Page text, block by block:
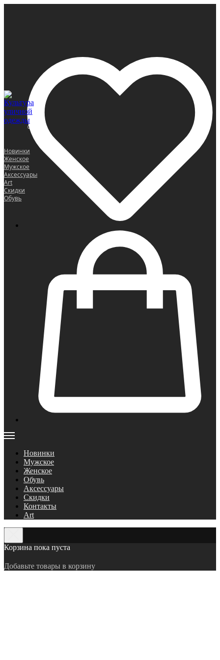
0
Новинки
Женское
Мужское
Аксессуары
Art
Скидки
Обувь
Новинки
Мужское
Женское
Обувь
Аксессуары
Скидки
Контакты
Art
Корзина пока пуста
Добавьте товары в корзину